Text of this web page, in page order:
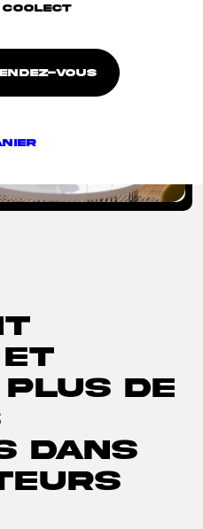
VOUS
de
dans